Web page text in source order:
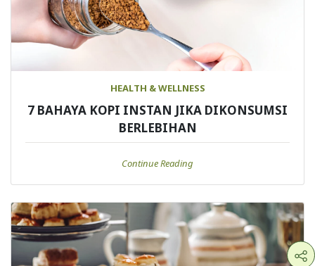
HEALTH & WELLNESS
7 BAHAYA KOPI INSTAN JIKA DIKONSUMSI
BERLEBIHAN
Continue Reading